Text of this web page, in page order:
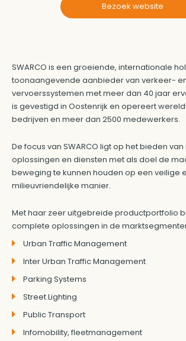
Bezoek website
SWARCO is een groeiende, internationale
toonaangevende aanbieder van verkeer-
vervoerssystemen met meer dan 40 jaar
is gevestigd in Oostenrijk en opereert
bedrijven en meer dan 2500 medewerkers.
De focus van SWARCO ligt op het bieden
oplossingen en diensten met als doel de
beweging te kunnen houden op een veilige
milieuvriendelijke manier.
Met haar zeer uitgebreide productportfolio
complete oplossingen in de
Urban Traffic Management
Inter Urban Traffic Management
Parking Systems
Street Lighting
Public Transport
Infomobility, fleetmanagement